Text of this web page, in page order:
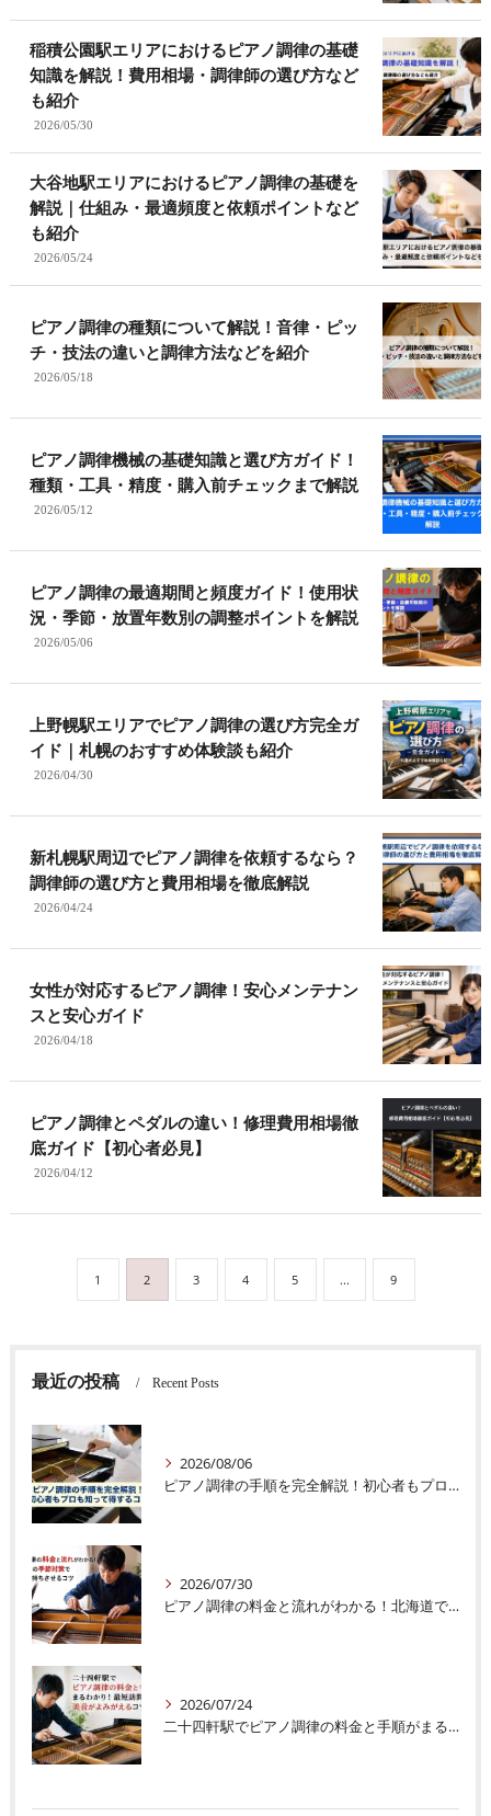
稲積公園駅エリアにおけるピアノ調律の基礎
知識を解説！費用相場・調律師の選び方など
も紹介
2026/05/30
大谷地駅エリアにおけるピアノ調律の基礎を
解説｜仕組み・最適頻度と依頼ポイントなど
も紹介
2026/05/24
ピアノ調律の種類について解説！音律・ピッ
チ・技法の違いと調律方法などを紹介
2026/05/18
ピアノ調律機械の基礎知識と選び方ガイド！
種類・工具・精度・購入前チェックまで解説
2026/05/12
ピアノ調律の最適期間と頻度ガイド！使用状
況・季節・放置年数別の調整ポイントを解説
2026/05/06
上野幌駅エリアでピアノ調律の選び方完全ガ
イド｜札幌のおすすめ体験談も紹介
2026/04/30
新札幌駅周辺でピアノ調律を依頼するなら？
調律師の選び方と費用相場を徹底解説
2026/04/24
女性が対応するピアノ調律！安心メンテナン
スと安心ガイド
2026/04/18
ピアノ調律とペダルの違い！修理費用相場徹
底ガイド【初心者必見】
2026/04/12
1 2 3 4 5 ... 9
最近の投稿 Recent Posts
2026/08/06
ピアノ調律の手順を完全解説！初心者もプロも知って得するコツ
2026/07/30
ピアノ調律の料金と流れがわかる！北海道での季節対策で音色を長持ちさせるコツ
2026/07/24
二十四軒駅でピアノ調律の料金と手順がまるわかり！最短訪問で美音がよみがえるコツ